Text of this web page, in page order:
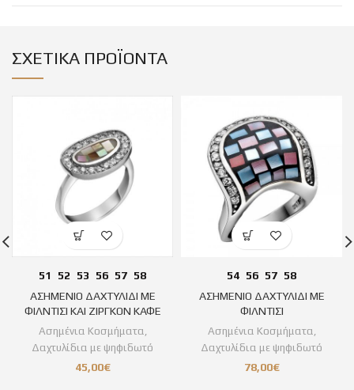
ΣΧΕΤΙΚΆ ΠΡΟΪΌΝΤΑ
51 52 53 56 57 58
ΑΣΗΜΕΝΙΟ ΔΑΧΤΥΛΙΔΙ ΜΕ
ΦΙΛΝΤΙΣΙ ΚΑΙ ΖΙΡΓΚΟΝ ΚΑΦΕ
Ασημένια Κοσμήματα
Δαχτυλίδια με ψηφιδωτό
45,00€
54 56 57 58
ΑΣΗΜΕΝΙΟ ΔΑΧΤΥΛΙΔΙ ΜΕ
ΦΙΛΝΤΙΣΙ
Ασημένια Κοσμήματα
Δαχτυλίδια με ψηφιδωτό
78,00€